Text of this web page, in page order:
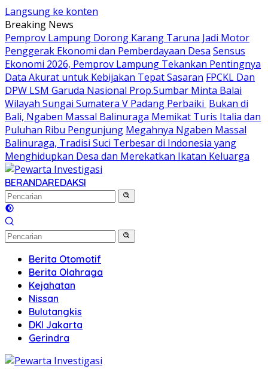
Langsung ke konten
Breaking News
Pemprov Lampung Dorong Karang Taruna Jadi Motor
Penggerak Ekonomi dan Pemberdayaan Desa Sensus
Ekonomi 2026, Pemprov Lampung Tekankan Pentingnya
Data Akurat untuk Kebijakan Tepat Sasaran FPCKL Dan
DPW LSM Garuda Nasional Prop.Sumbar Minta Balai
Wilayah Sungai Sumatera V Padang Perbaiki Bukan di
Bali, Ngaben Massal Balinuraga Memikat Turis Italia dan
Puluhan Ribu Pengunjung Megahnya Ngaben Massal
Balinuraga, Tradisi Suci Terbesar di Indonesia yang
Menghidupkan Desa dan Merekatkan Ikatan Keluarga
BERANDAREDAKSI
Berita Otomotif
Berita Olahraga
Kejahatan
Nissan
Bulutangkis
DKI Jakarta
Gerindra